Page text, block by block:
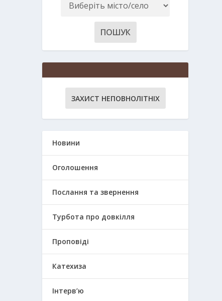
ЗАХИСТ НЕПОВНОЛІТНІХ
Новини
Оголошення
Послання та звернення
Турбота про довкілля
Проповіді
Катехиза
Інтерв’ю